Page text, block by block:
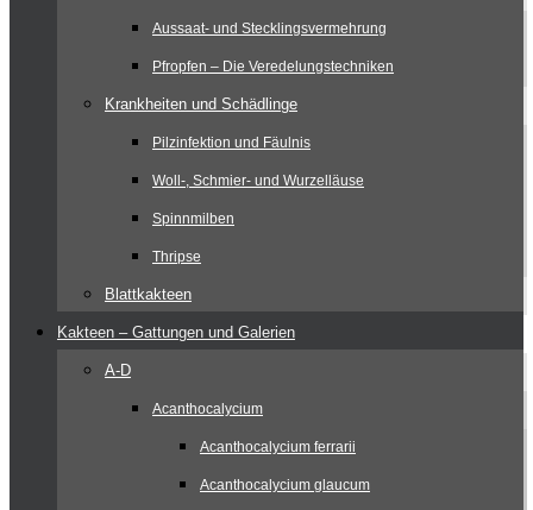
Aussaat- und Stecklingsvermehrung
Pfropfen – Die Veredelungstechniken
Krankheiten und Schädlinge
Pilzinfektion und Fäulnis
Woll-, Schmier- und Wurzelläuse
Spinnmilben
Thripse
Blattkakteen
Kakteen – Gattungen und Galerien
A-D
Acanthocalycium
Acanthocalycium ferrarii
Acanthocalycium glaucum